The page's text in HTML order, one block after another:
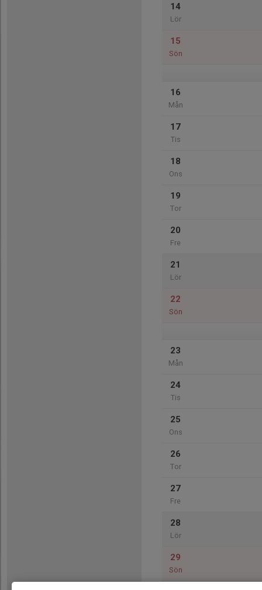
14
Lör
15
Sön
16
Mån
17
Tis
18
Ons
19
Tor
20
Fre
21
Lör
22
Sön
23
Mån
24
Tis
25
Ons
26
Tor
27
Fre
28
Lör
29
Sön